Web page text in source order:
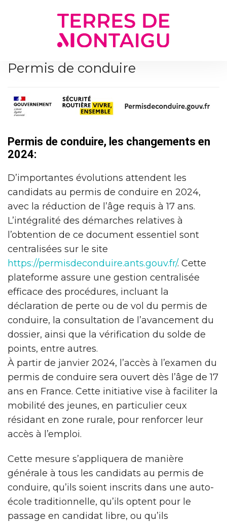
Permis de conduire
Permis de conduire, les changements en
2024:
D’importantes évolutions attendent les
candidats au permis de conduire en 2024,
avec la réduction de l’âge requis à 17 ans.
L’intégralité des démarches relatives à
l’obtention de ce document essentiel sont
centralisées sur le site
https://permisdeconduire.ants.gouv.fr/. Cette
plateforme assure une gestion centralisée
efficace des procédures, incluant la
déclaration de perte ou de vol du permis de
conduire, la consultation de l’avancement du
dossier, ainsi que la vérification du solde de
points, entre autres.
À partir de janvier 2024, l’accès à l’examen du
permis de conduire sera ouvert dès l’âge de 17
ans en France. Cette initiative vise à faciliter la
mobilité des jeunes, en particulier ceux
résidant en zone rurale, pour renforcer leur
accès à l’emploi.
Cette mesure s’appliquera de manière
générale à tous les candidats au permis de
conduire, qu’ils soient inscrits dans une auto-
école traditionnelle, qu’ils optent pour le
passage en candidat libre, ou qu’ils